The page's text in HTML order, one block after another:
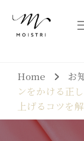
Moistri-モイストリ公式サイ
シルクの恵みでう
す。
Home お
ンをかける正
上げるコツを